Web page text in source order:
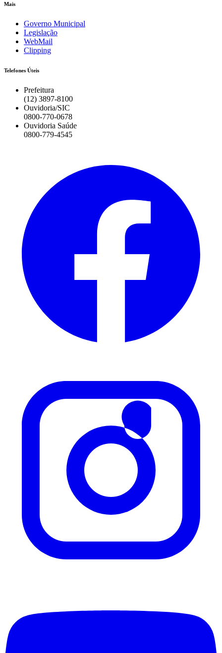
Mais
Governo Municipal
Legislação
WebMail
Clipping
Telefones Úteis
Prefeitura
(12) 3897-8100
Ouvidoria/SIC
0800-770-0678
Ouvidoria Saúde
0800-779-4545